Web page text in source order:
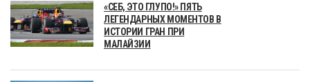
«СЕБ, ЭТО ГЛУПО!» ПЯТЬ
ЛЕГЕНДАРНЫХ МОМЕНТОВ В
ИСТОРИИ ГРАН ПРИ
МАЛАЙЗИИ